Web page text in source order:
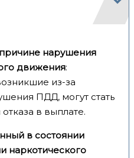
нарушения
движения:
из-за
ПДД, могут стать
в выплате.
в состоянии
наркотического